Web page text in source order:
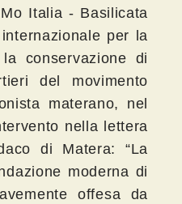
Italia - Basilicata
per la
conservazione di
del movimento
materano, nel
nella lettera
di Matera: “La
moderna di
offesa da